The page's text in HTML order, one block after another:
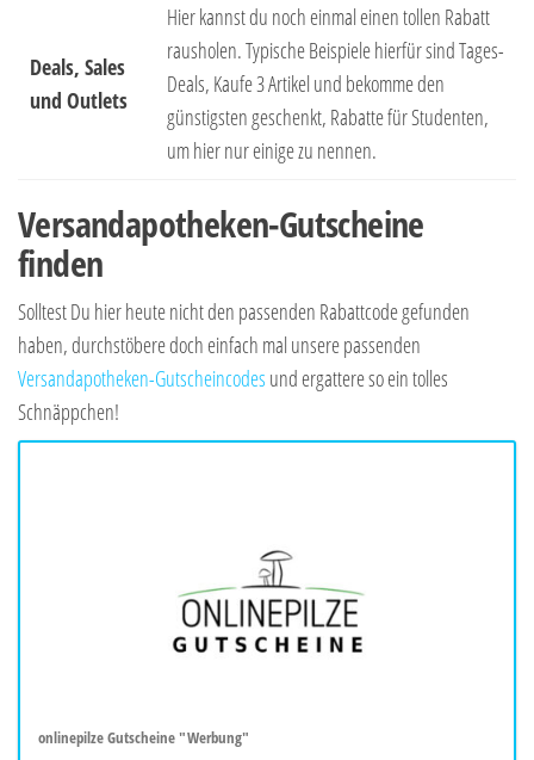
Deals, Sales
und Outlets
Hier kannst du noch einmal einen tollen Rabatt
rausholen. Typische Beispiele hierfür sind Tages-
Deals, Kaufe 3 Artikel und bekomme den
günstigsten geschenkt, Rabatte für Studenten,
um hier nur einige zu nennen.
Versandapotheken-Gutscheine
finden
Solltest Du hier heute nicht den passenden Rabattcode gefunden
haben, durchstöbere doch einfach mal unsere passenden
Versandapotheken-Gutscheincodes und ergattere so ein tolles
Schnäppchen!
onlinepilze Gutscheine "Werbung"